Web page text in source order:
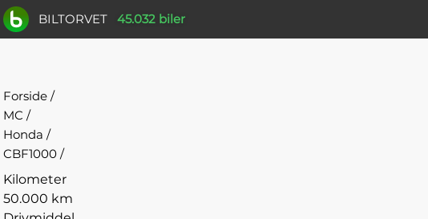
BILTORVET 45.032 biler
Forside /
MC /
Honda /
CBF1000 /
Kilometer
50.000 km